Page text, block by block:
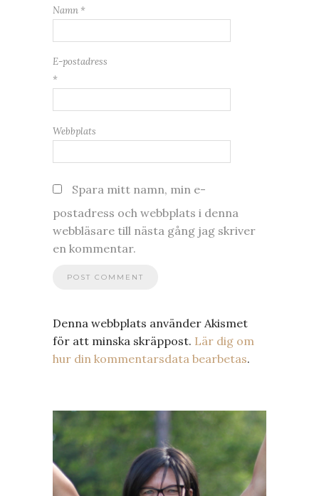
Namn *
E-postadress
*
Webbplats
Spara mitt namn, min e-
postadress och webbplats i denna
webbläsare till nästa gång jag skriver
en kommentar.
Denna webbplats använder Akismet
för att minska skräppost. Lär dig om
hur din kommentarsdata bearbetas.